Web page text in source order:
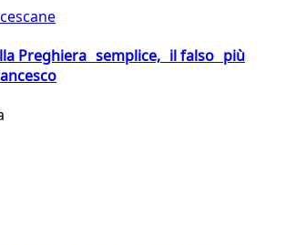
Preghiera semplice, il falso più